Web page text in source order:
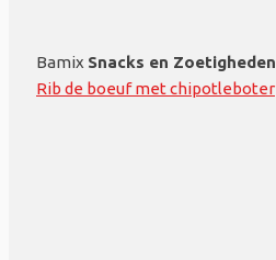
Bamix Snacks en Zoetigheden
Rib de boeuf met chipotleboter